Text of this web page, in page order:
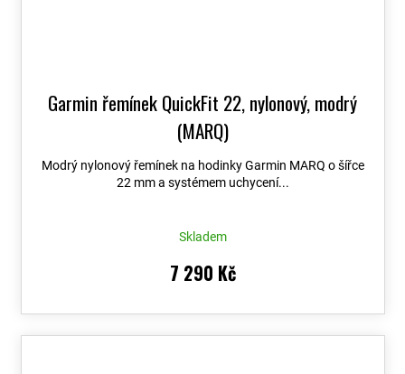
Garmin řemínek QuickFit 22, nylonový, modrý
(MARQ)
Modrý nylonový řemínek na hodinky Garmin MARQ o šířce
22 mm a systémem uchycení...
Skladem
7 290 Kč